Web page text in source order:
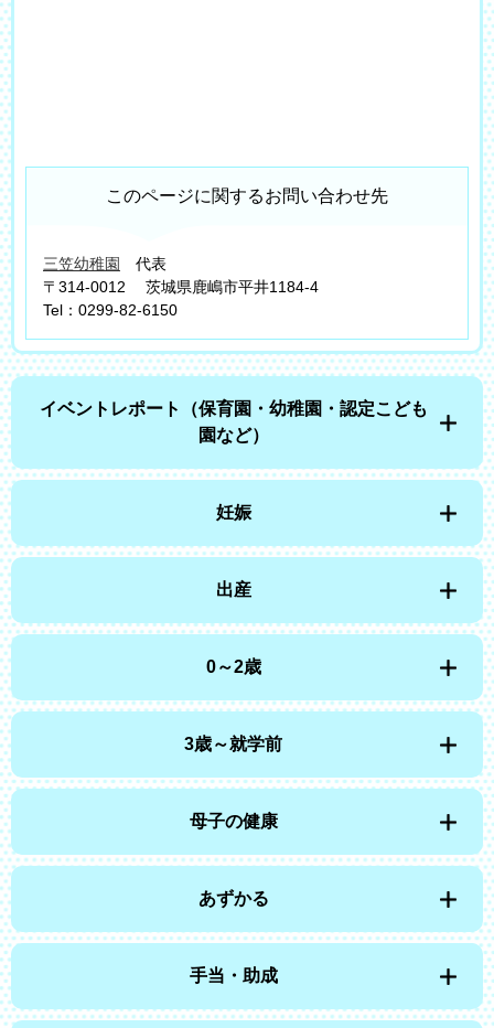
このページに関するお問い合わせ先
三笠幼稚園
代表
〒314-0012
茨城県鹿嶋市平井1184-4
Tel：0299-82-6150
イベントレポート（保育園・幼稚園・認定こども
園など）
妊娠
出産
0～2歳
3歳～就学前
母子の健康
あずかる
手当・助成